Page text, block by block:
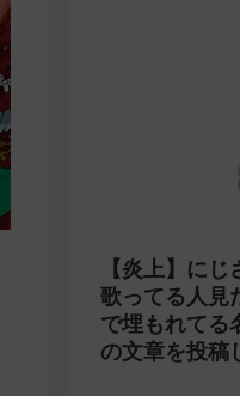
【炎上】に
歌ってる人見
で埋もれてる
の文章を投稿